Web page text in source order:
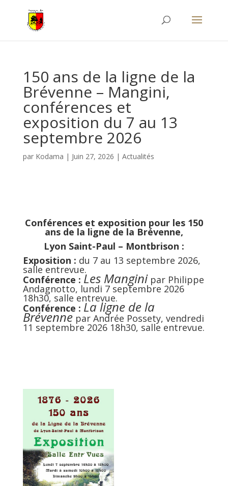
150 ans de la ligne de la
Brévenne – Mangini,
conférences et
exposition du 7 au 13
septembre 2026
par Kodama | Juin 27, 2026 | Actualités
Conférences et exposition pour les 150
ans de la ligne de la Brévenne,
Lyon Saint-Paul – Montbrison :
Exposition : du 7 au 13 septembre 2026,
salle entrevue.
Conférence : Les Manginipar Philippe
Andagnotto, lundi 7 septembre 2026
18h30, salle entrevue.
Conférence : La ligne de la
Brévennepar Andrée Possety, vendredi
11 septembre 2026 18h30, salle entrevue.